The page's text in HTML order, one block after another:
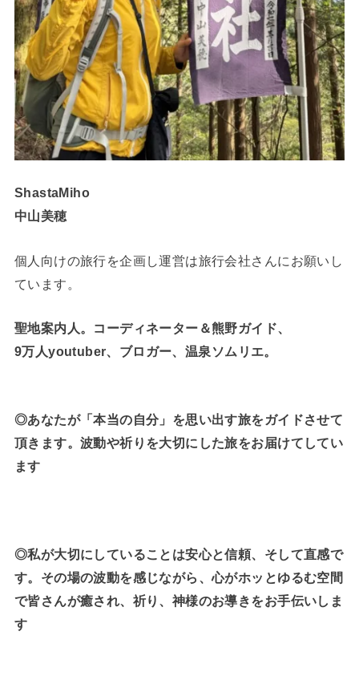
ShastaMiho
中山美穂
個人向けの旅行を企画し運営は旅行会社さんにお願いし
ています。
聖地案内人。コーディネーター＆熊野ガイド、
9万人youtuber、ブロガー、温泉ソムリエ。
◎あなたが「本当の自分」を思い出す旅をガイドさせて
頂きます。波動や祈りを大切にした旅をお届けてしてい
ます
◎私が大切にしていることは安心と信頼、そして直感で
す。その場の波動を感じながら、心がホッとゆるむ空間
で皆さんが癒され、祈り、神様のお導きをお手伝いしま
す